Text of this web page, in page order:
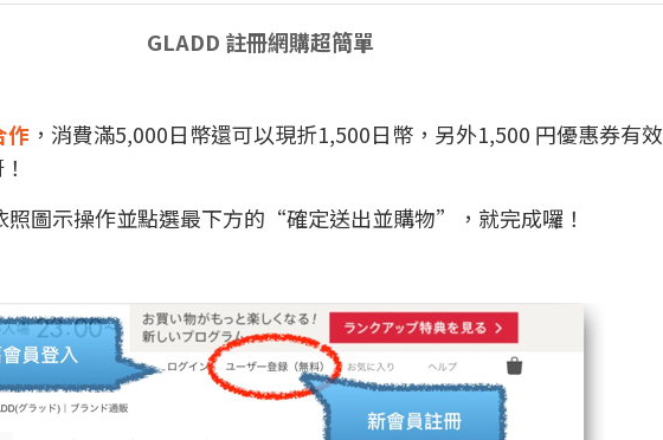
GLADD 註冊網購超簡單
作 ，消費滿5,000日幣還可以現折1,500日幣，另外1,500 円優惠券有
照圖示操作並點選最下方的“確定送出並購物”，就完成囉！